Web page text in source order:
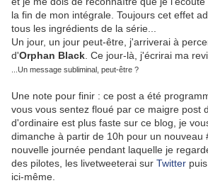
la fin de mon intégrale. Toujours cet effet
tous les ingrédients de la série...
Un jour, un jour peut-être, j'arriverai à
d'Orphan Black . Ce jour-là, j'écrirai ma
...Un message subliminal, peut-être ?
Une note pour finir : ce post a été
vous vous sentez floué par ce maigre post
d'ordinaire est plus faste sur ce blog, je
dimanche à partir de 10h pour un nouveau
nouvelle journée pendant laquelle je
des pilotes, les livetweeterai sur Twitter
ici-même.